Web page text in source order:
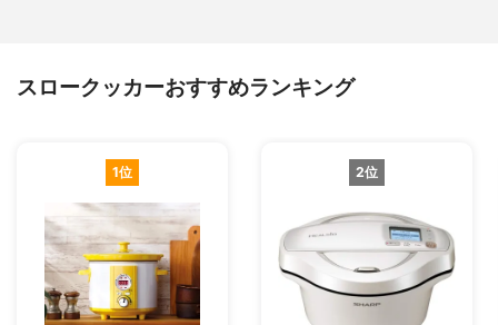
スロークッカーおすすめランキング
1位 2位